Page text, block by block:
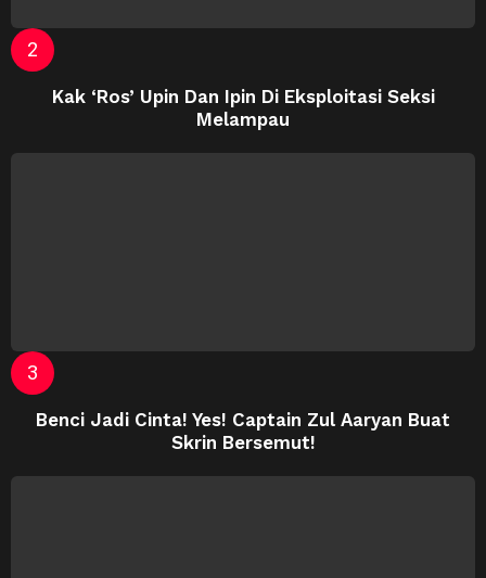
Kak ‘Ros’ Upin Dan Ipin Di Eksploitasi Seksi
Melampau
Benci Jadi Cinta! Yes! Captain Zul Aaryan Buat
Skrin Bersemut!